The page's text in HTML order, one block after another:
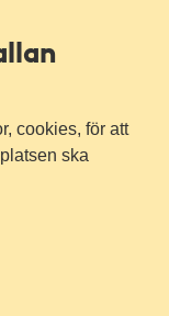
cookies, för att
ska